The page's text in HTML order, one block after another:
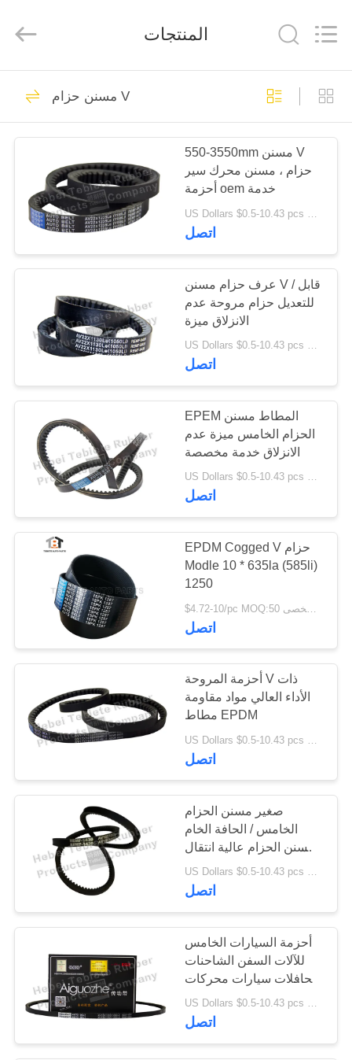
مسكن
منتجات
معلومات
جولة
المعمل
مراقبة
الجودة
اتصل
أخبار
المزود.
Copyright
-
rubberoil-
seal.com.
مطّاط زيت ختم
259
ختم زيت الشحوم
85
الأختام النفط رمح
الروتاري
ختم زيت الشاحنة
ختم الزيت للمقطورة
ختم الزيت الخالي من
الصيانة
33
المنتجات
مسنن حزام V
550-3550mm مسنن V
حزام ، مسنن محرك سير
أحزمة oem خدمة
US Dollars $0.5-10.43 pcs MOQ:50 قطعة
اتصل
عرف حزام مسنن V / قابل
للتعديل حزام مروحة عدم
الانزلاق ميزة
US Dollars $0.5-10.43 pcs MOQ:50pcs
اتصل
EPEM المطاط مسنن
الحزام الخامس ميزة عدم
الانزلاق خدمة مخصصة
US Dollars $0.5-10.43 pcs MOQ:50pcs
اتصل
EPDM Cogged V حزام
Modle 10 * 635la (585li)
1250
اتصل
أحزمة المروحة V ذات
الأداء العالي مواد مقاومة
مطاط EPDM
US Dollars $0.5-10.43 pcs MOQ:50pcs
اتصل
صغير مسنن الحزام
الخامس / الحافة الخام
مسنن الحزام عالية انتقال
السلطة
US Dollars $0.5-10.43 pcs MOQ:50pcs
اتصل
أحزمة السيارات الخامس
للآلات السفن الشاحنات
الحافلات سيارات محركات
الجرارات
US Dollars $0.5-10.43 pcs MOQ:50 قطعة
اتصل